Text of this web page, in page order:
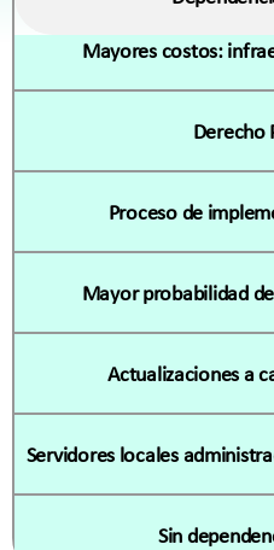
Mayores costos:
Derecho
Proceso de
Mayor probabilidad
Actualizaciones a
Servidores locales
Sin